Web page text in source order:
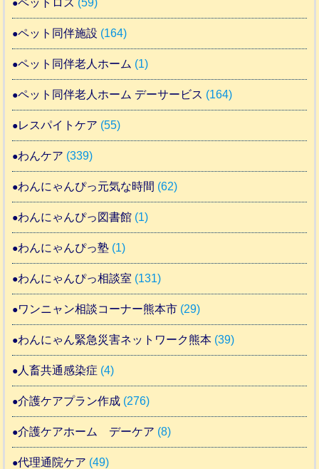
ペット同伴施設 (164)
ペット同伴老人ホーム (1)
ペット同伴老人ホーム デーサービス (164)
レスパイトケア (55)
わんケア (339)
わんにゃんぴっ元気な時間 (62)
わんにゃんぴっ図書館 (1)
わんにゃんぴっ塾 (1)
わんにゃんぴっ相談室 (131)
ワンニャン相談コーナー熊本市 (29)
わんにゃん緊急災害ネットワーク熊本 (39)
人畜共通感染症 (4)
介護ケアプラン作成 (276)
介護ケアホーム デーケア (8)
代理通院ケア (49)